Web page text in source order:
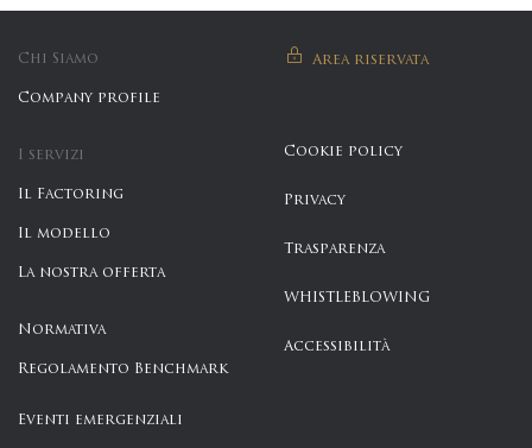
Chi Siamo
Company profile
I servizi
Il Factoring
Il modello
La nostra offerta
Normativa
Regolamento Benchmark
Eventi emergenziali
Area riservata
Cookie policy
Privacy
Trasparenza
WHISTLEBLOWING
Accessibilità